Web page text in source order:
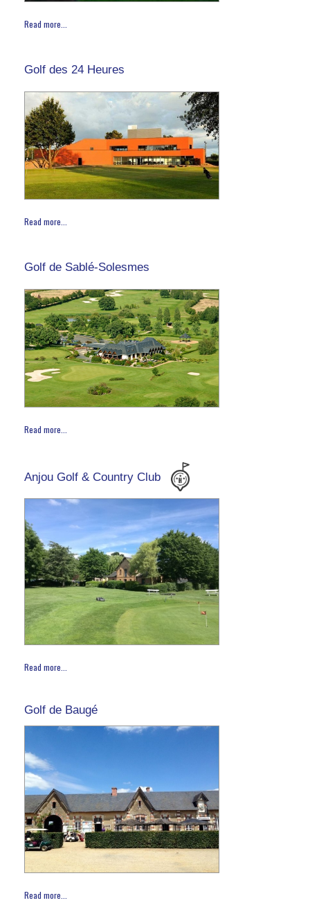
Read more...
Golf des 24 Heures
Read more...
Golf de Sablé-Solesmes
Read more...
Anjou Golf & Country Club
Read more...
Golf de Baugé
Read more...